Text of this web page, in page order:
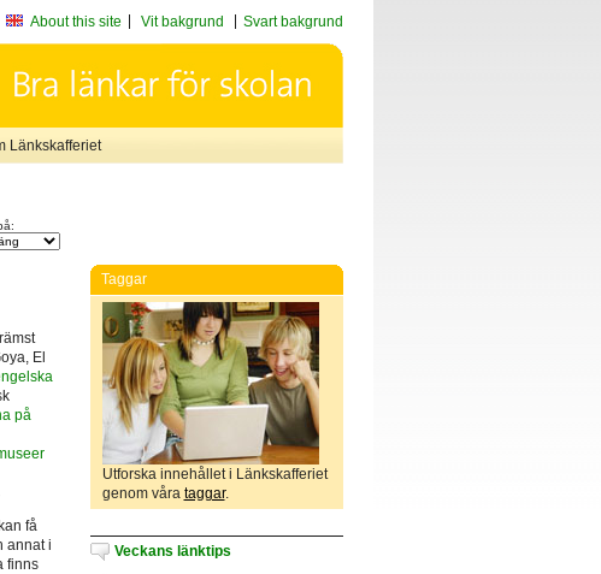
About this site Vit bakgrund Svart bakgrund
Länkskafferiet
El
på
få
annat i
finns
Taggar
Utforska innehållet i Länkskafferiet
genom våra taggar.
Veckans länktips